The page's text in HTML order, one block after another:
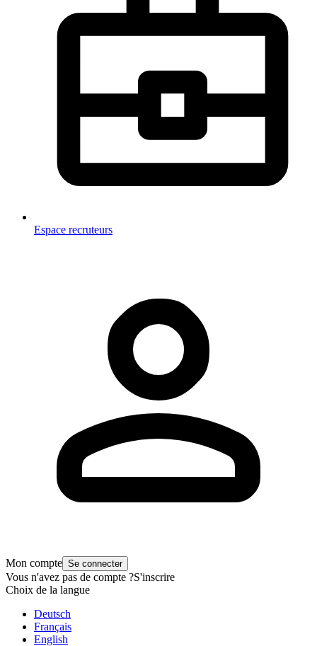
Espace recruteurs
Mon compte Se connecter
Vous n'avez pas de compte ?S'inscrire
Choix de la langue
Deutsch
Français
English